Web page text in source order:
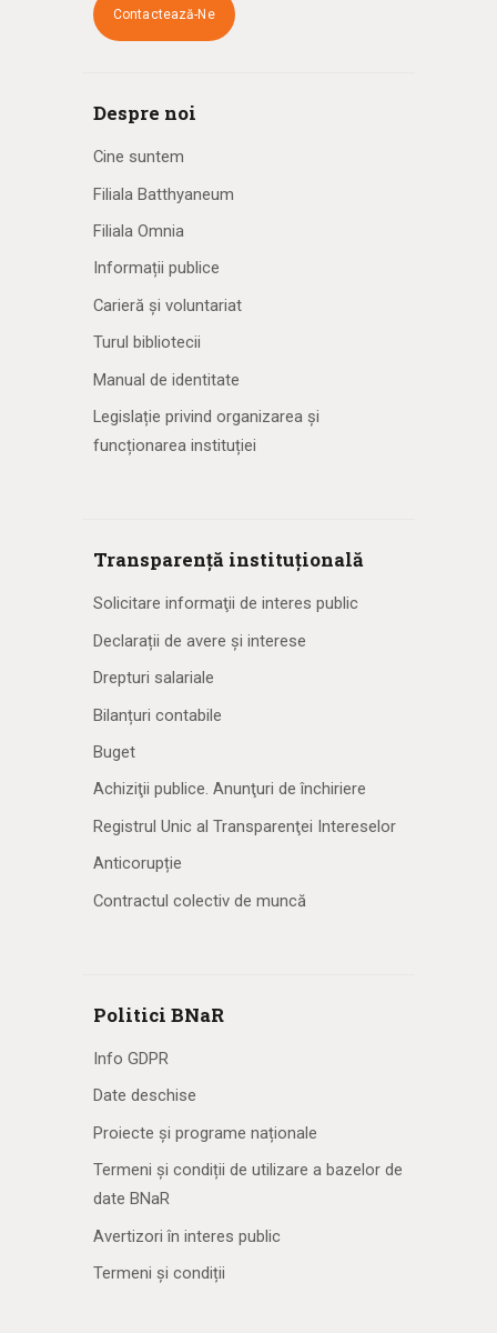
Contactează-Ne
Despre noi
Cine suntem
Filiala Batthyaneum
Filiala Omnia
Informații publice
Carieră și voluntariat
Turul bibliotecii
Manual de identitate
Legislație privind organizarea și
funcționarea instituției
Transparență instituțională
Solicitare informaţii de interes public
Declarații de avere și interese
Drepturi salariale
Bilanțuri contabile
Buget
Achiziţii publice. Anunţuri de închiriere
Registrul Unic al Transparenţei Intereselor
Anticorupție
Contractul colectiv de muncă
Politici BNaR
Info GDPR
Date deschise
Proiecte și programe naționale
Termeni și condiții de utilizare a bazelor de
date BNaR
Avertizori în interes public
Termeni și condiții